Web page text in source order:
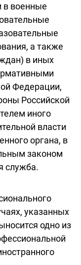
в военные
а также
в иных
Федерации,
Российской
иного
власти
органа, в
законом
служба.
указанных
одно из